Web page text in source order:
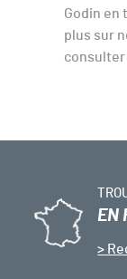
Godin en
plus sur
consulter
EN